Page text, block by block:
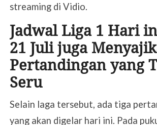
streaming di Vidio.
Jadwal Liga 1 Hari
21 Juli juga
Pertandingan yang
Seru
Selain laga tersebut, ada tiga
yang akan digelar hari ini. Pada